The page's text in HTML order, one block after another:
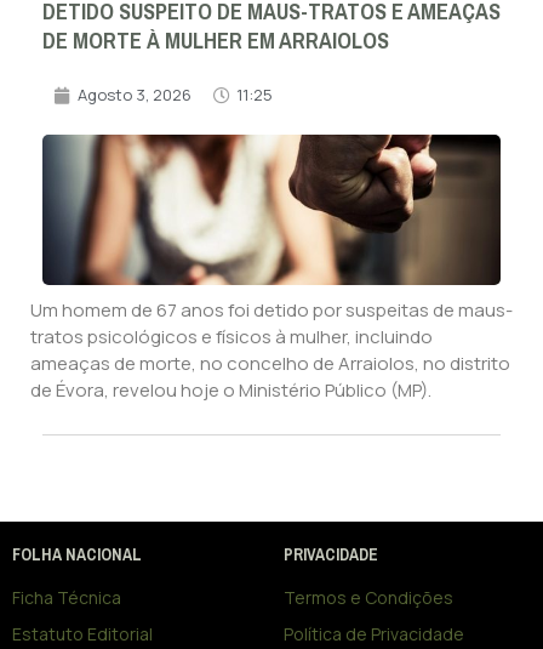
DETIDO SUSPEITO DE MAUS-TRATOS E AMEAÇAS
DE MORTE À MULHER EM ARRAIOLOS
Agosto 3, 2026 11:25
Um homem de 67 anos foi detido por suspeitas de maus-
tratos psicológicos e físicos à mulher, incluindo
ameaças de morte, no concelho de Arraiolos, no distrito
de Évora, revelou hoje o Ministério Público (MP).
FOLHA NACIONAL
Ficha Técnica
Estatuto Editorial
PRIVACIDADE
Termos e Condições
Política de Privacidade